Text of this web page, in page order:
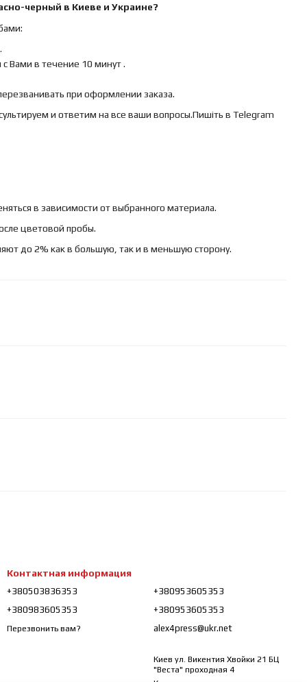
черный в Киеве и Украине?
Вами в течение 10 минут .
при оформлении заказа.
и ответим на все ваши вопросы.Пишіть в Telegram
в зависимости от выбранного материала.
цветовой пробы.
до 2% как в большую, так и в меньшую сторону.
Контактная информация
+380503836353
+380983605353
Перезвонить вам?
+380953605353
+380953605353
alex4press@ukr.net
Киев ул. Викентия Хвойки 21 БЦ
"Веста" проходная 4